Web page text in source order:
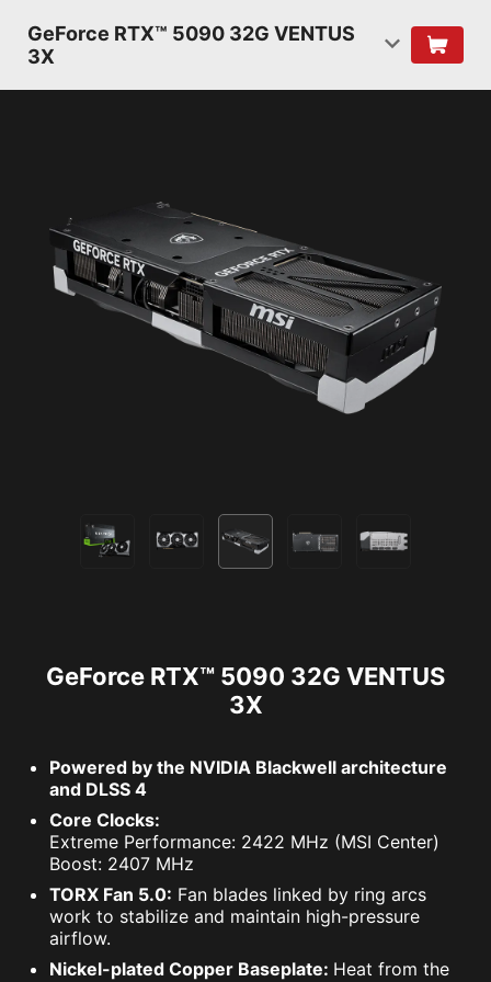
GeForce RTX™ 5090 32G VENTUS
3X
GeForce RTX™ 5090 32G VENTUS
3X
Powered by the NVIDIA Blackwell architecture
and DLSS 4
Core Clocks:
Extreme Performance: 2422 MHz (MSI Center)
Boost: 2407 MHz
TORX Fan 5.0: Fan blades linked by ring arcs
work to stabilize and maintain high-pressure
airflow.
Nickel-plated Copper Baseplate: Heat from the